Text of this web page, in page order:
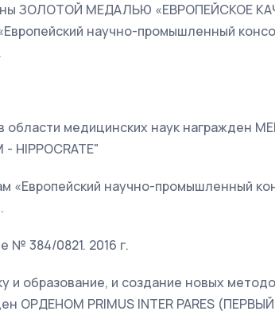
ЗОЛОТОЙ МЕДАЛЬЮ «ЕВРОПЕЙСКОЕ
научно-промышленный
медицинских наук награжден
- HIPPOCRATE"
«Европейский научно-промышленный
№ 384/0821. 2016 г.
и образование, и создание новых
ОРДЕНОМ PRIMUS INTER PARES